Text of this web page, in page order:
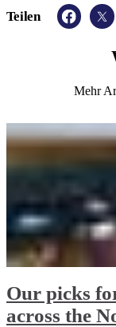
Teilen
Mehr
Our picks
across the